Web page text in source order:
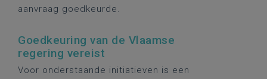
aanvraag goedkeurde.
Goedkeuring van de Vlaamse
regering vereist
Voor onderstaande initiatieven is een